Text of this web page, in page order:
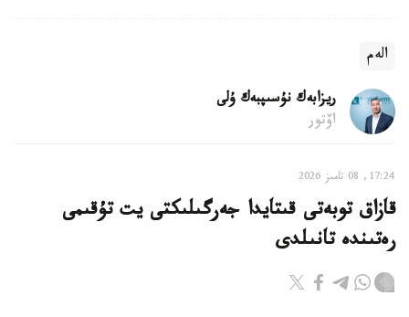
الەم
ريزابەك نۇسىپبەك ۇلى
اۆتور
17:24, 08 تامىز 2026
قازاق توبەتى قىتايدا جەرگىلىكتى يت تۇقىمى
رەتىندە تانىلدى